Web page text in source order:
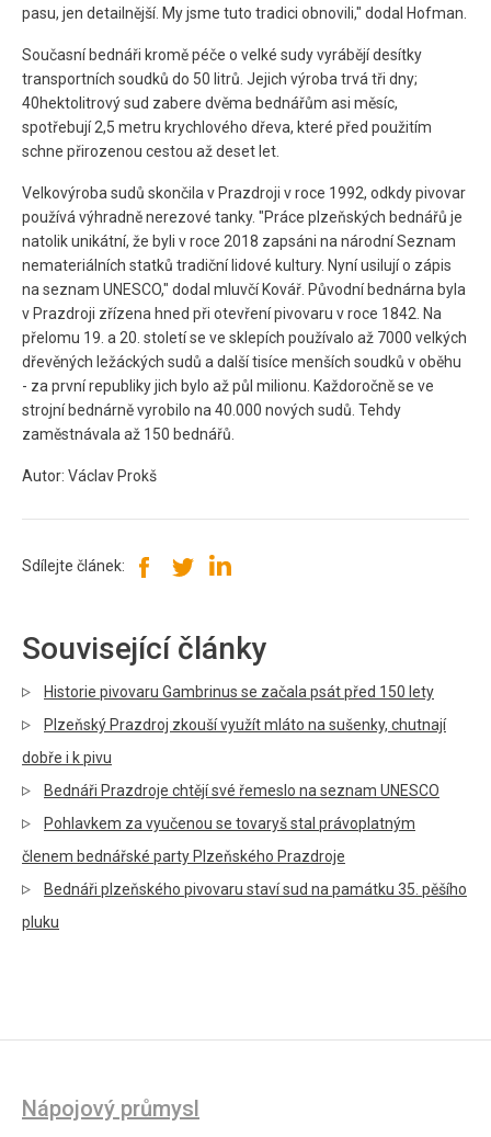
pasu, jen detailnější. My jsme tuto tradici obnovili," dodal Hofman.
Současní bednáři kromě péče o velké sudy vyrábějí desítky
transportních soudků do 50 litrů. Jejich výroba trvá tři dny;
40hektolitrový sud zabere dvěma bednářům asi měsíc,
spotřebují 2,5 metru krychlového dřeva, které před použitím
schne přirozenou cestou až deset let.
Velkovýroba sudů skončila v Prazdroji v roce 1992, odkdy pivovar
používá výhradně nerezové tanky. "Práce plzeňských bednářů je
natolik unikátní, že byli v roce 2018 zapsáni na národní Seznam
nemateriálních statků tradiční lidové kultury. Nyní usilují o zápis
na seznam UNESCO," dodal mluvčí Kovář. Původní bednárna byla
v Prazdroji zřízena hned při otevření pivovaru v roce 1842. Na
přelomu 19. a 20. století se ve sklepích používalo až 7000 velkých
dřevěných ležáckých sudů a další tisíce menších soudků v oběhu
- za první republiky jich bylo až půl milionu. Každoročně se ve
strojní bednárně vyrobilo na 40.000 nových sudů. Tehdy
zaměstnávala až 150 bednářů.
Autor: Václav Prokš
Sdílejte článek:
Související články
Historie pivovaru Gambrinus se začala psát před 150 lety
Plzeňský Prazdroj zkouší využít mláto na sušenky, chutnají
dobře i k pivu
Bednáři Prazdroje chtějí své řemeslo na seznam UNESCO
Pohlavkem za vyučenou se tovaryš stal právoplatným
členem bednářské party Plzeňského Prazdroje
Bednáři plzeňského pivovaru staví sud na památku 35. pěšího
pluku
Nápojový průmysl